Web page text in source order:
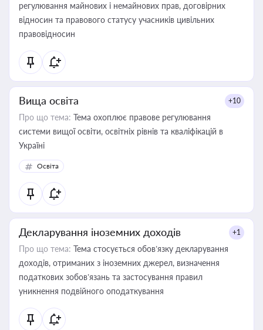
регулювання майнових і немайнових прав, договірних
відносин та правового статусу учасників цивільних
правовідносин
Вища освіта +10
Про що тема: Тема охоплює правове регулювання
системи вищої освіти, освітніх рівнів та кваліфікацій в
Україні
Освіта
Декларування іноземних доходів +1
Про що тема: Тема стосується обов’язку декларування
доходів, отриманих з іноземних джерел, визначення
податкових зобов’язань та застосування правил
уникнення подвійного оподаткування